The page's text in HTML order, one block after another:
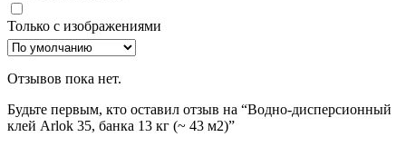
Только с изображениями
Отзывов пока нет.
Будьте первым, кто оставил отзыв на “Водно-дисперсионный
клей Arlok 35, банка 13 кг (~ 43 м2)”